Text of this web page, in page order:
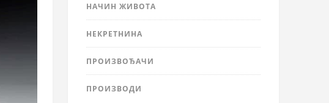
НАЧИН ЖИВОТА
НЕКРЕТНИНА
ПРОИЗВОЂАЧИ
ПРОИЗВОДИ